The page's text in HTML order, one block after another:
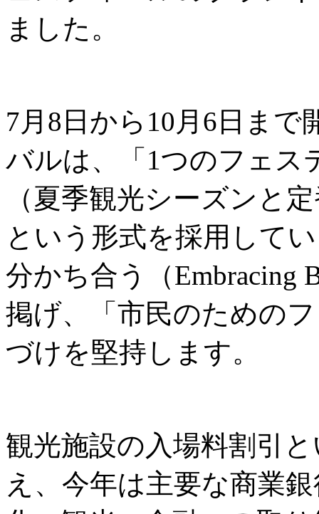
ました。
7月8日から10月6日ま
バルは、「1つのフェス
（夏季観光シーズンと
という形式を採用して
分かち合う（Embracing
掲げ、「市民のための
づけを堅持します。
観光施設の入場料割引
え、今年は主要な商業